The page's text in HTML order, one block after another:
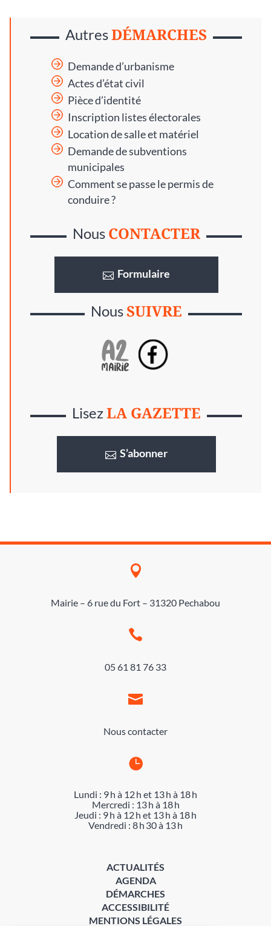
AutresDÉMARCHES
Demande d’urbanisme
Actes d’état civil
Pièce d’identité
Inscription listes électorales
Location de salle et matériel
Demande de subventions
municipales
Comment se passe le permis de
conduire ?
Nous CONTACTER
Formulaire
NousSUIVRE
LisezLA GAZETTE
S’abonner

Mairie – 6 rue du Fort – 31320 Pechabou

05 61 81 76 33

Nous contacter

Lundi : 9 h à 12 h et 13 h à 18 h
Mercredi : 13 h à 18 h
Jeudi : 9 h à 12 h et 13 h à 18 h
Vendredi : 8 h 30 à 13 h
ACTUALITÉS
AGENDA
DÉMARCHES
ACCESSIBILITÉ
MENTIONS LÉGALES